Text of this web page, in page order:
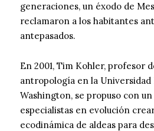
generaciones, un éxodo de
reclamaron a los habitantes
antepasados.
En 2001, Tim Kohler, profesor
antropología en la Universidad
Washington, se propuso con
especialistas en evolución
ecodinámica de aldeas para